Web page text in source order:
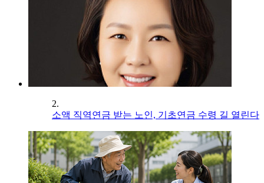
2.
소액 직역연금 받는 노인, 기초연금 수령 길 열린다